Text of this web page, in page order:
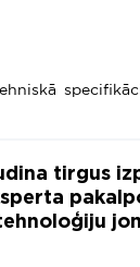
tirgus